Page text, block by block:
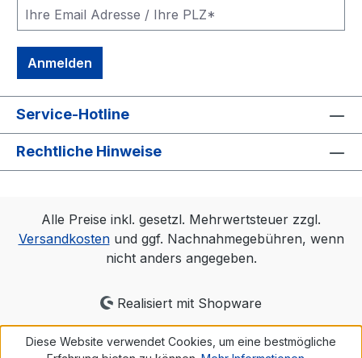
Anmelden
Service-Hotline
Rechtliche Hinweise
Alle Preise inkl. gesetzl. Mehrwertsteuer zzgl.
Versandkostenund ggf. Nachnahmegebühren, wenn
nicht anders angegeben.
Realisiert mit Shopware
Diese Website verwendet Cookies, um eine bestmögliche